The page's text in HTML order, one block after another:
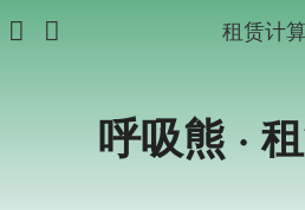
租赁计
呼吸熊 ·